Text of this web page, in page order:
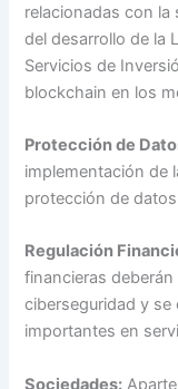
relacionadas con la
del desarrollo de la
Servicios de
blockchain en los
Protección de
implementación de
protección de
Regulación
financieras
ciberseguridad y
importantes en
Sociedades: